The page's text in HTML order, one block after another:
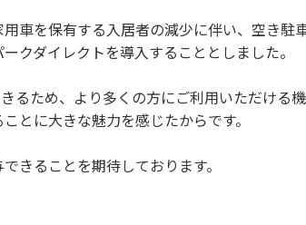
車を保有する入居者の減少に伴い、空き駐
クダイレクトを導入することとしました。
るため、より多くの方にご利用いただける
とに大きな魅力を感じたからです。
きることを期待しております。